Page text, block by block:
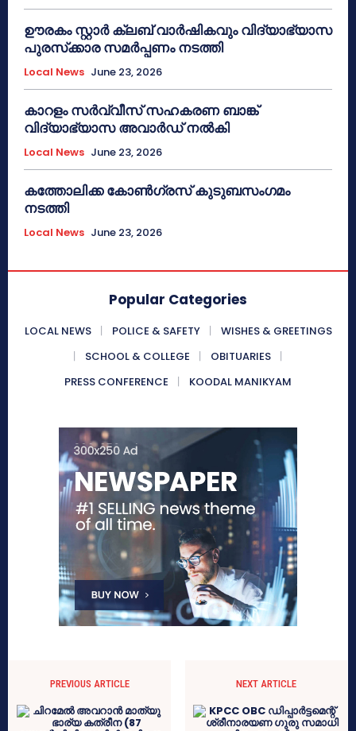
ഊരകം സ്റ്റാർ ക്ലബ് വാർഷികവും വിദ്യാഭ്യാസ
പുരസ്‌ക്കാര സമർപ്പണം നടത്തി
Local News June 23, 2026
കാറളം സർവ്വീസ് സഹകരണ ബാങ്ക്
വിദ്യാഭ്യാസ അവാർഡ് നൽകി
Local News June 23, 2026
കത്തോലിക്ക കോൺഗ്രസ് കുടുബസംഗമം
നടത്തി
Local News June 23, 2026
Popular Categories
LOCAL NEWS POLICE & SAFETY
WISHES & GREETINGS
SCHOOL & COLLEGE
OBITUARIES
PRESS CONFERENCE
KOODAL MANIKYAM
PREVIOUS ARTICLE NEXT ARTICLE